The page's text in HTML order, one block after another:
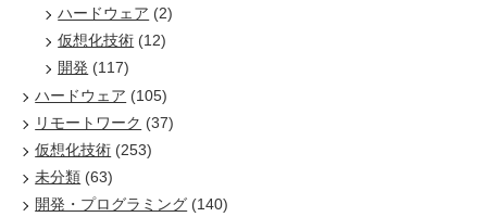
ハードウェア (2)
仮想化技術 (12)
開発 (117)
ハードウェア (105)
リモートワーク (37)
仮想化技術 (253)
未分類 (63)
開発・プログラミング (140)